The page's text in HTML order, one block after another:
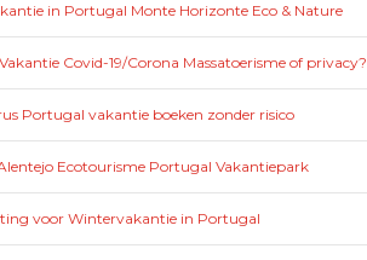
in Portugal Monte Horizonte Eco & Nature
Covid-19/Corona Massatoerisme of privacy?
Portugal vakantie boeken zonder risico
Ecotourisme Portugal Vakantiepark
voor Wintervakantie in Portugal